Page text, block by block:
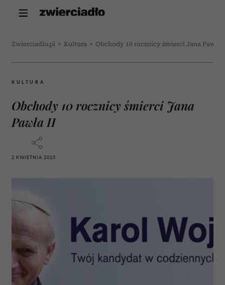
Zwierciadlo.pl > Kultura > Obchody 10 rocznicy śmierci Jana Pawła
KULTURA
Obchody 10 rocznicy śmierci Jana
Pawła II
2 KWIETNIA 2015